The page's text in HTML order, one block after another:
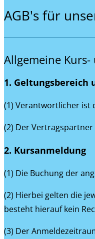
AGB's für
Allgemeine
1.
(1) Verantwortlicher ist
(2) Der
2. Kursanmeldung
(1) Die Buchung der
(2) Hierbei gelten die
besteht hierauf kein
(3) Der